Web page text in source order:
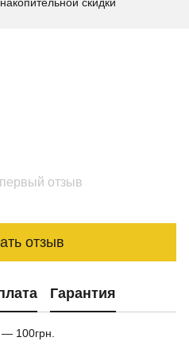
отзыв
отзыв
Гарантия
100грн.